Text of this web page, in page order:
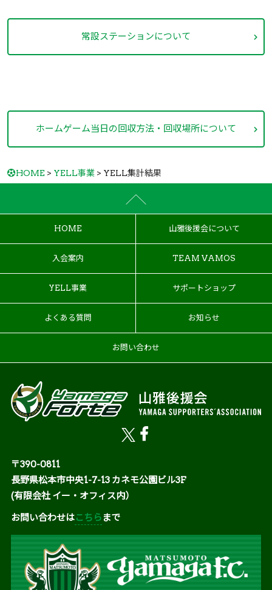
常設ステーションについて
ホームゲーム当日の回収方法・回収場所について
HOME > YELL事業 > YELL集計結果
HOME 山雅後援会について
入会案内 TEAM VAMOS
YELL事業 サポートショップ
よくある質問 お知らせ
お問い合わせ
〒390-0811
長野県松本市中央1-7-13 カネモ公園ビル3F
(有限会社 イー・オフィス内）
お問い合わせはこちら まで